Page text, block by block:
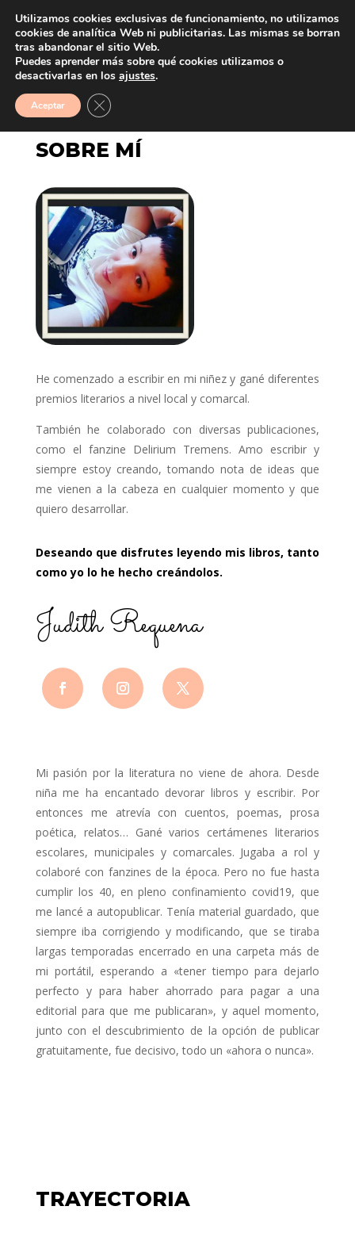
SOBRE MÍ
He comenzado a escribir en mi niñez y gané diferentes
premios literarios a nivel local y comarcal.
También he colaborado con diversas publicaciones,
como el fanzine Delirium Tremens. Amo escribir y
siempre estoy creando, tomando nota de ideas que
me vienen a la cabeza en cualquier momento y que
quiero desarrollar.
Deseando que disfrutes leyendo mis libros, tanto
como yo lo he hecho creándolos.
Judith Requena
Mi pasión por la literatura no viene de ahora. Desde
niña me ha encantado devorar libros y escribir. Por
entonces me atrevía con cuentos, poemas, prosa
poética, relatos… Gané varios certámenes literarios
escolares, municipales y comarcales. Jugaba a rol y
colaboré con fanzines de la época. Pero no fue hasta
cumplir los 40, en pleno confinamiento covid19, que
me lancé a autopublicar. Tenía material guardado, que
siempre iba corrigiendo y modificando, que se tiraba
largas temporadas encerrado en una carpeta más de
mi portátil, esperando a «tener tiempo para dejarlo
perfecto y para haber ahorrado para pagar a una
editorial para que me publicaran», y aquel momento,
junto con el descubrimiento de la opción de publicar
gratuitamente, fue decisivo, todo un «ahora o nunca».
TRAYECTORIA
Utilizamos cookies exclusivas de funcionamiento, no utilizamos
cookies de analítica Web ni publicitarias. Las mismas se borran
tras abandonar el sitio Web.
Puedes aprender más sobre qué cookies utilizamos o
desactivarlas en los ajustes.
Aceptar Cerrar el banner de cookies RGPD